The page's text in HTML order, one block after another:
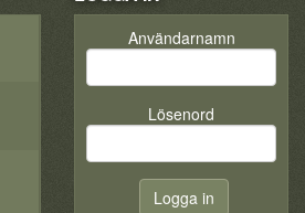
Användarnamn
Lösenord